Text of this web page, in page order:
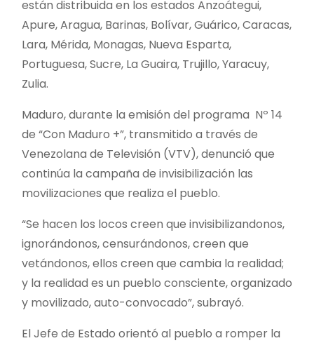
están distribuida en los estados Anzoátegui,
Apure, Aragua, Barinas, Bolívar, Guárico, Caracas,
Lara, Mérida, Monagas, Nueva Esparta,
Portuguesa, Sucre, La Guaira, Trujillo, Yaracuy,
Zulia.
Maduro, durante la emisión del programa Nº 14
de “Con Maduro +”, transmitido a través de
Venezolana de Televisión (VTV), denunció que
continúa la campaña de invisibilización las
movilizaciones que realiza el pueblo.
“Se hacen los locos creen que invisibilizandonos,
ignorándonos, censurándonos, creen que
vetándonos, ellos creen que cambia la realidad;
y la realidad es un pueblo consciente, organizado
y movilizado, auto-convocado”, subrayó.
El Jefe de Estado orientó al pueblo a romper la